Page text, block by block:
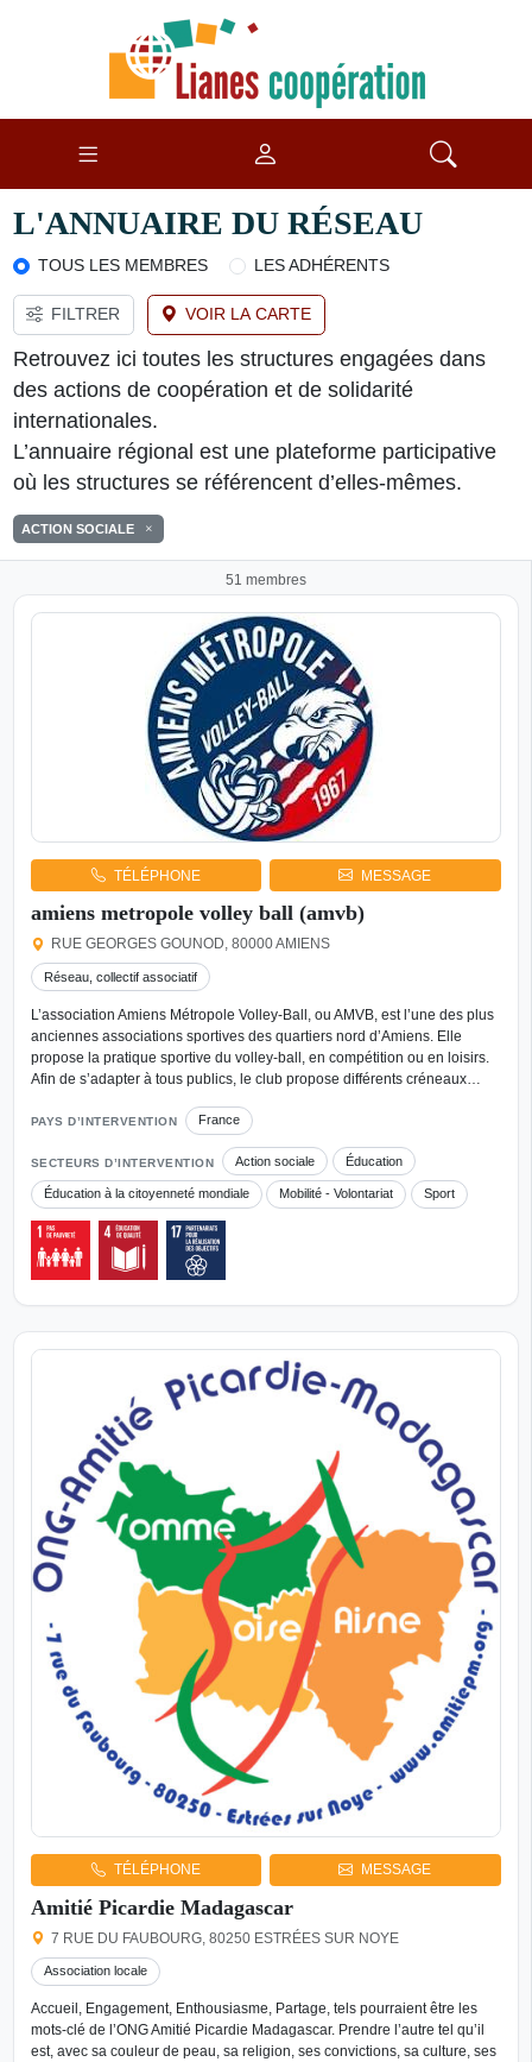
L'ANNUAIRE DU RÉSEAU
TOUS LES MEMBRES LES ADHÉRENTS
FILTRER VOIR LA CARTE
Retrouvez ici toutes les structures engagées dans
des actions de coopération et de solidarité
internationales.
L’annuaire régional est une plateforme participative
où les structures se référencent d’elles-mêmes.
ACTION SOCIALE
51 membres
TÉLÉPHONE MESSAGE
amiens metropole volley ball (amvb)
RUE GEORGES GOUNOD, 80000 AMIENS
Réseau, collectif associatif
L’association Amiens Métropole Volley-Ball, ou AMVB, est l’une des plus
anciennes associations sportives des quartiers nord d’Amiens. Elle
propose la pratique sportive du volley-ball, en compétition ou en loisirs.
Afin de s’adapter à tous publics, le club propose différents créneaux…
PAYS D’INTERVENTION France
SECTEURS D’INTERVENTION Action sociale Éducation
Éducation à la citoyenneté mondiale Mobilité - Volontariat Sport
TÉLÉPHONE MESSAGE
Amitié Picardie Madagascar
7 RUE DU FAUBOURG, 80250 ESTRÉES SUR NOYE
Association locale
Accueil, Engagement, Enthousiasme, Partage, tels pourraient être les
mots-clé de l’ONG Amitié Picardie Madagascar. Prendre l’autre tel qu’il
est, avec sa couleur de peau, sa religion, ses convictions, sa culture, ses